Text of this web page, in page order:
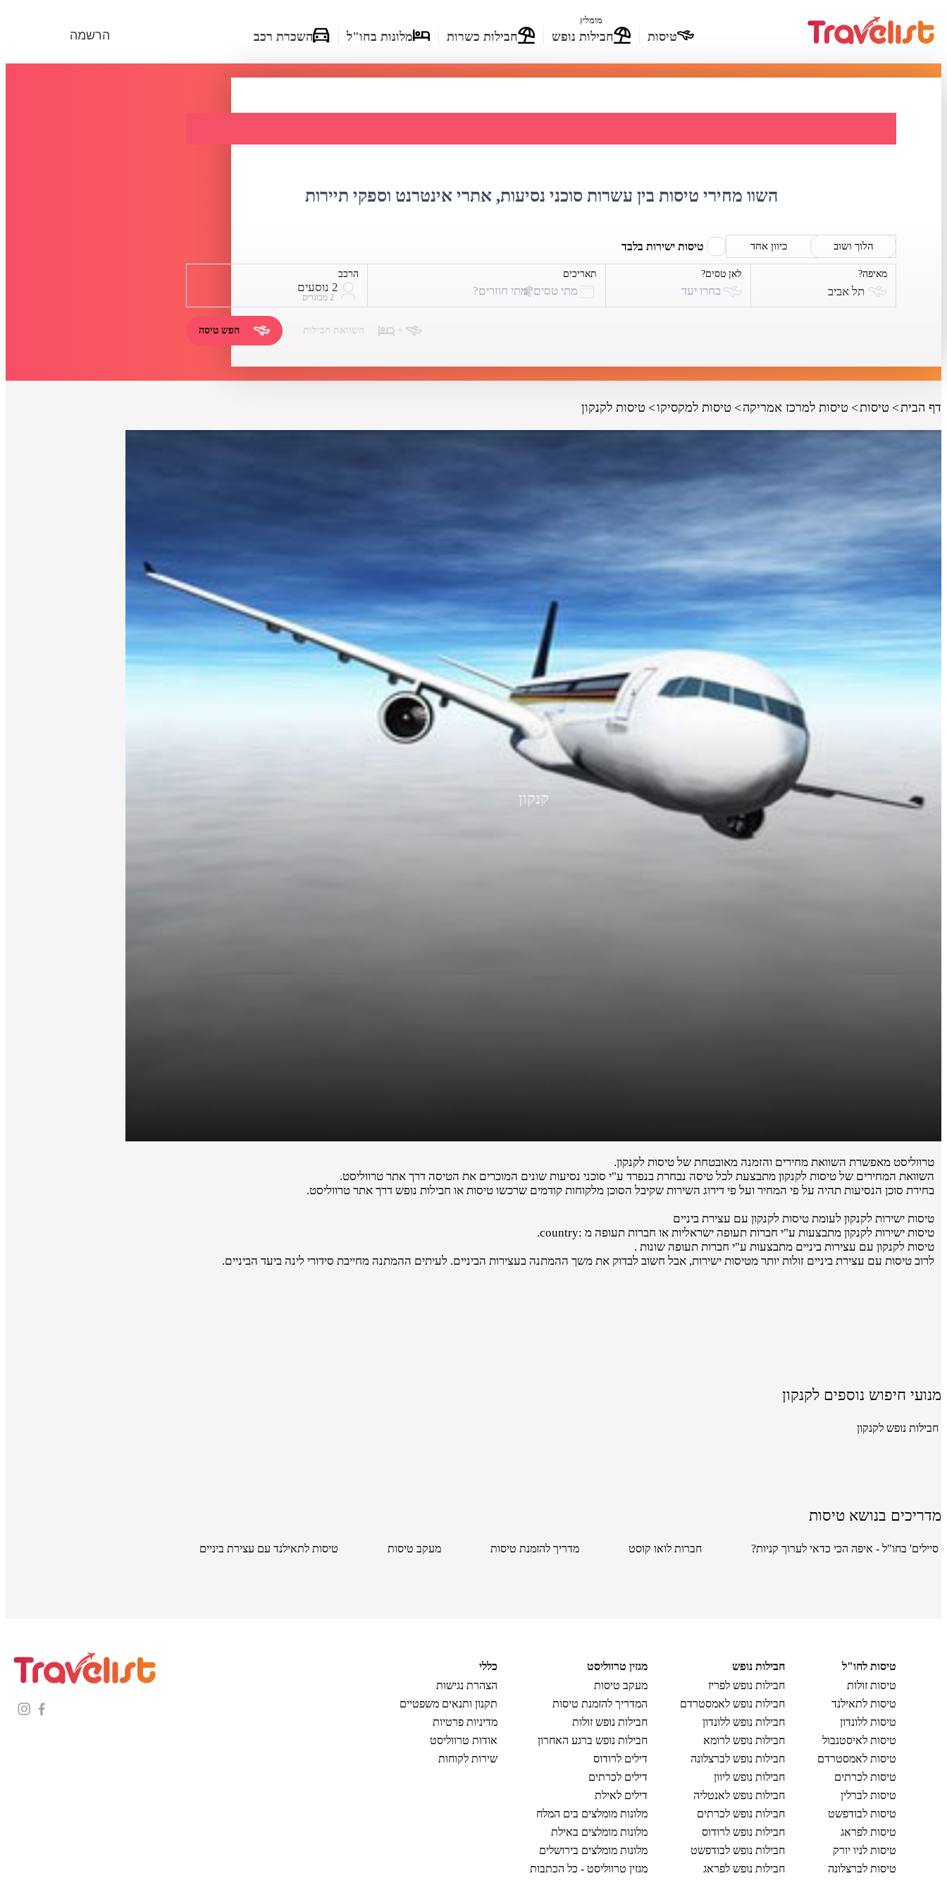
הרשמה טיסות
מומלץ
חבילות נופש חבילות כשרות מלונות בחו"ל השכרת רכב
השוו מחירי טיסות בין עשרות סוכני נסיעות, אתרי אינטרנט וספקי תיירות
הלוך ושוב כיוון אחד טיסות ישירות בלבד
מאיפה?
תל אביב
לאן טסים?
בחרו יעד
תאריכים
מתי טסים?מתי חוזרים?
הרכב
2 נוסעים
2 מבוגרים
+ השוואת חבילות חפש טיסה
דף הבית טיסות טיסות למרכז אמריקה טיסות למקסיקו טיסות לקנקון
קנקון
טרווליסט מאפשרת השוואת מחירים והזמנה מאובטחת של טיסות לקנקון.
השוואת המחירים של טיסות לקנקון מתבצעת לכל טיסה נבחרת בנפרד ע"י סוכני נסיעות שונים המוכרים את הטיסה דרך אתר טרווליסט.
בחירת סוכן הנסיעות תהיה על פי המחיר ועל פי דירוג השירות שקיבל הסוכן מלקוחות קודמים שרכשו טיסות או חבילות נופש דרך אתר טרווליסט.
טיסות ישירות לקנקון לעומת טיסות לקנקון עם עצירת ביניים
טיסות ישירות לקנקון מתבצעות ע"י חברות תעופה ישראליות או חברות תעופה מ :country.
טיסות לקנקון עם עצירות ביניים מתבצעות ע"י חברות תעופה שונות .
לרוב טיסות עם עצירת ביניים זולות יותר מטיסות ישירות, אבל חשוב לבדוק את משך ההמתנה בעצירות הביניים. לעיתים ההמתנה מחייבת סידורי לינה ביעד הביניים.
מנועי חיפוש נוספים לקנקון
חבילות נופש לקנקון
מדריכים בנושא טיסות
סיילים' בחו"ל - איפה הכי כדאי לערוך קניות? חברות לואו קוסט מדריך להזמנת טיסות מעקב טיסות טיסות לתאילנד עם עצירת ביניים
טיסות לחו"ל
טיסות זולות
טיסות לתאילנד
טיסות ללונדון
טיסות לאיסטנבול
טיסות לאמסטרדם
טיסות לכרתים
טיסות לברלין
טיסות לבודפשט
טיסות לפראג
טיסות לניו יורק
טיסות לברצלונה
חבילות נופש
חבילות נופש לפריז
חבילות נופש לאמסטרדם
חבילות נופש ללונדון
חבילות נופש לרומא
חבילות נופש לברצלונה
חבילות נופש ליוון
חבילות נופש לאנטליה
חבילות נופש לכרתים
חבילות נופש לרודוס
חבילות נופש לבודפשט
חבילות נופש לפראג
מגזין טרווליסט
מעקב טיסות
המדריך להזמנת טיסות
חבילות נופש זולות
חבילות נופש ברגע האחרון
דילים לרודוס
דילים לכרתים
דילים לאילת
מלונות מומלצים בים המלח
מלונות מומלצים באילת
מלונות מומלצים בירושלים
מגזין טרווליסט - כל הכתבות
כללי
הצהרת נגישות
תקנון ותנאים משפטיים
מדיניות פרטיות
אודות טרווליסט
שירות לקוחות